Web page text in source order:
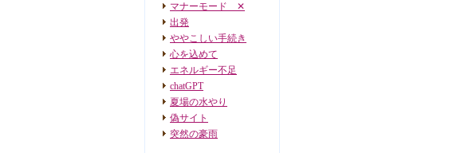
マナーモード ✕
出発
ややこしい手続き
心を込めて
エネルギー不足
chatGPT
夏場の水やり
偽サイト
突然の豪雨